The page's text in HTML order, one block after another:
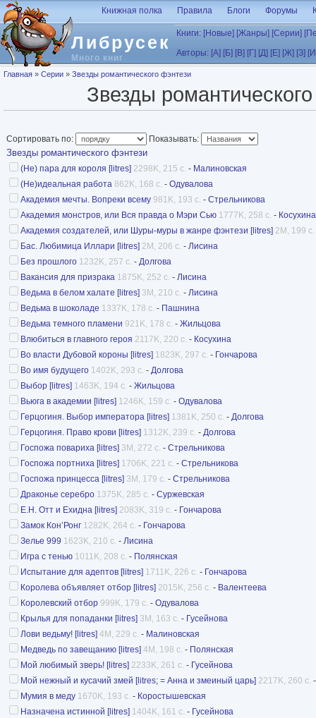
Перейти к основному содержанию
Либрусек
Много книг
Книжная полка Правила Блоги Форумы
Книги: [Новые] [Жанры] [Серии]
Авторы: [А] [Б] [В] [Г] [Д] [Е] [Ж] [З]
Вы здесь
Главная » Серии » Звезды романтического фэнтези
Звезды
Сортировать по: Показывать:
Звезды романтического фэнтези
(Не) пара для короля [litres] 2298K, 215 с. - Малиновская
(Не)идеальная работа 862K, 168 с. - Одувалова
Академия мечты. Вопреки всему 981K, 193 с. - Стрельникова
Академия монстров, или Вся правда о Мэри Сью 1777K, 258 с. - Косухина
Академия создателей, или Шуры-муры в жанре фэнтези [litres] 2M, 199 с.
Бас. Любимица Иллари [litres] 2M, 206 с. - Лисина
Без прошлого 1232K, 257 с. - Долгова
Вакансия для призрака 1875K, 252 с. - Лисина
Ведьма в белом халате [litres] 3M, 210 с. - Лисина
Ведьма в шоколаде 1337K, 178 с. - Пашнина
Ведьма темного пламени 921K, 178 с. - Жильцова
Влюбиться в главного героя 2117K, 220 с. - Косухина
Во власти Дубовой короны [litres] 1823K, 297 с. - Гончарова
Во имя будущего 1402K, 293 с. - Долгова
Выбор [litres] 1463K, 194 с. - Жильцова
Вьюга в академии [litres] 1246K, 159 с. - Одувалова
Герцогиня. Выбор императора [litres] 1381K, 250 с. - Долгова
Герцогиня. Право крови [litres] 1312K, 239 с. - Долгова
Госпожа повариха [litres] 3M, 272 с. - Стрельникова
Госпожа портниха [litres] 1706K, 221 с. - Стрельникова
Госпожа принцесса [litres] 3M, 179 с. - Стрельникова
Драконье серебро 1375K, 285 с. - Суржевская
Е.Н. Отт и Ехидна [litres] 2083K, 319 с. - Гончарова
Замок Кон’Ронг 1282K, 264 с. - Гончарова
Зелье 999 1623K, 210 с. - Лисина
Игра с тенью 1011K, 208 с. - Полянская
Испытание для адептов [litres] 1711K, 226 с. - Гончарова
Королева объявляет отбор [litres] 2015K, 256 с. - Валентеева
Королевский отбор 999K, 179 с. - Одувалова
Крылья для попаданки [litres] 3M, 163 с. - Гусейнова
Лови ведьму! [litres] 4M, 229 с. - Малиновская
Медведь по завещанию [litres] 4M, 198 с. - Полянская
Мой любимый зверь! [litres] 2233K, 261 с. - Гусейнова
Мой нежный и кусачий змей [litres; = Анна и змеиный царь] 2217K, 260 с.
Мумия в меду 1670K, 193 с. - Коростышевская
Назначена истинной [litres] 1404K, 161 с. - Гусейнова